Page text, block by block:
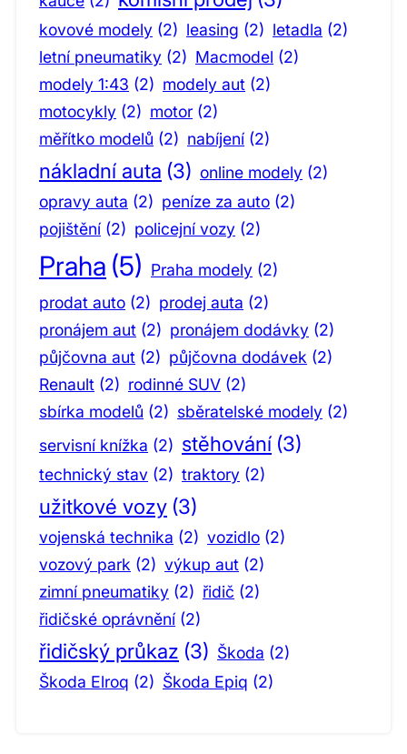
kovové modely (2) leasing (2) letadla (2)
letní pneumatiky (2) Macmodel (2)
modely 1:43 (2) modely aut (2)
motocykly (2) motor (2)
měřítko modelů (2) nabíjení (2)
nákladní auta (3) online modely (2)
opravy auta (2) peníze za auto (2)
pojištění (2) policejní vozy (2)
Praha (5) Praha modely (2)
prodat auto (2) prodej auta (2)
pronájem aut (2) pronájem dodávky (2)
půjčovna aut (2) půjčovna dodávek (2)
Renault (2) rodinné SUV (2)
sbírka modelů (2) sběratelské modely (2)
servisní knížka (2) stěhování (3)
technický stav (2) traktory (2)
užitkové vozy (3)
vojenská technika (2) vozidlo (2)
vozový park (2) výkup aut (2)
zimní pneumatiky (2) řidič (2)
řidičské oprávnění (2)
řidičský průkaz (3) Škoda (2)
Škoda Elroq (2) Škoda Epiq (2)